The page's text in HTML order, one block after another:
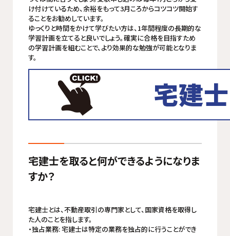
け付けているため、余裕をもって3月ころからコツコツ開始す
ることをお勧めしています。
ゆっくりと時間をかけて学びたい方は、1年間程度の長期的な
学習計画を立てると良いでしょう。確実に合格を目指すため
の学習計画を組むことで、より効果的な勉強が可能となりま
す。
宅建士を取ると何ができるようになりま
すか？
宅建士とは、不動産取引の専門家として、国家資格を取得し
た人のことを指します。
・独占業務: 宅建士は特定の業務を独占的に行うことができ